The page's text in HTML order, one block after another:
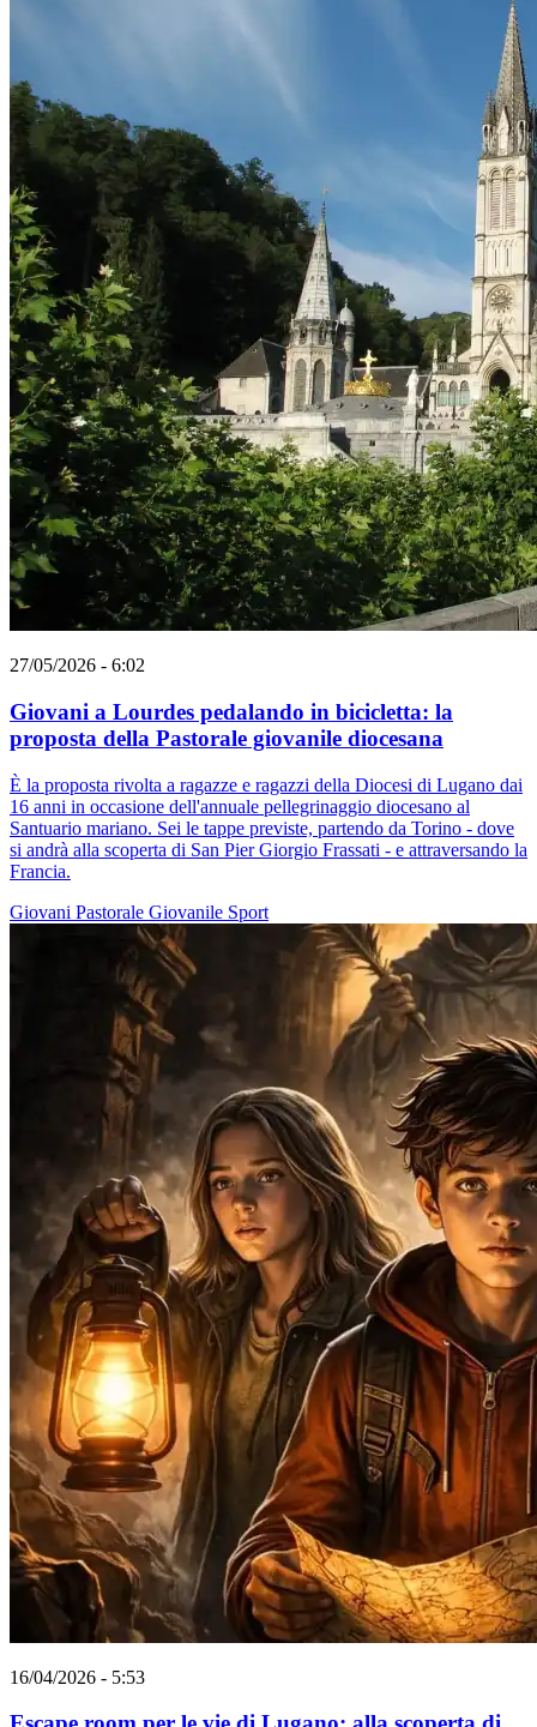
27/05/2026 - 6:02
Giovani a Lourdes pedalando in bicicletta: la
proposta della Pastorale giovanile diocesana
È la proposta rivolta a ragazze e ragazzi della Diocesi di Lugano dai
16 anni in occasione dell'annuale pellegrinaggio diocesano al
Santuario mariano. Sei le tappe previste, partendo da Torino - dove
si andrà alla scoperta di San Pier Giorgio Frassati - e attraversando la
Francia.
Giovani Pastorale Giovanile Sport
16/04/2026 - 5:53